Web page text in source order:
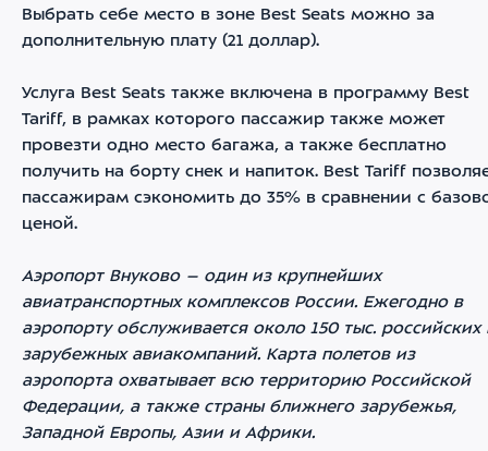
Выбрать себе место в зоне Best Seats можно за
дополнительную плату (21 доллар).
Услуга Best Seats также включена в программу Best
Tariff, в рамках которого пассажир также может
провезти одно место багажа, а также бесплатно
получить на борту снек и напиток. Best Tariff
пассажирам сэкономить до 35% в сравнении с
ценой.
Аэропорт Внуково – один из крупнейших
авиатранспортных комплексов России. Ежегодно в
аэропорту обслуживается около 150 тыс. российских
зарубежных авиакомпаний. Карта полетов из
аэропорта охватывает всю территорию Российской
Федерации, а также страны ближнего зарубежья,
Западной Европы, Азии и Африки.